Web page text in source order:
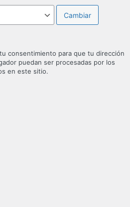
consentimiento para que tu dirección
puedan ser procesadas por los
en este sitio.